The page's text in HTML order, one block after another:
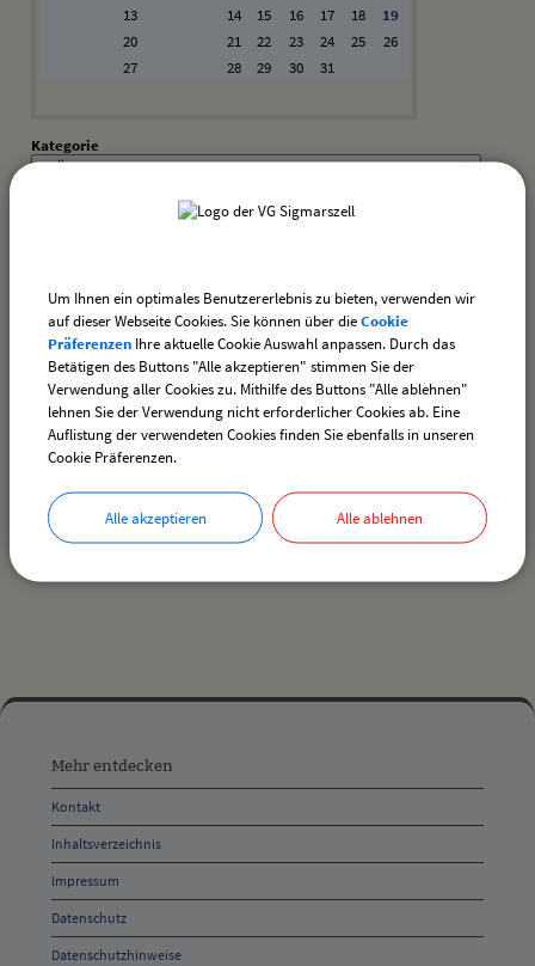
13
14 15 16 17 18
19
20
21 22 23 24 25
26
27
28 29 30 31
Kategorie
bis:
Es wurden keine Veranstaltungen gefunden.
druckennach oben
entdecken,
Öffnungszeiten
und
Anschrift
und
Kontakt
Mehr entdecken
Kontakt
Inhaltsverzeichnis
Impressum
Datenschutz
Datenschutzhinweise
Um Ihnen ein optimales Benutzererlebnis zu bieten, verwenden wir
auf dieser Webseite Cookies. Sie können über dieCookie
Präferenzen Ihre aktuelle Cookie Auswahl anpassen. Durch das
Betätigen des Buttons "Alle akzeptieren" stimmen Sie der
Verwendung aller Cookies zu. Mithilfe des Buttons "Alle ablehnen"
lehnen Sie der Verwendung nicht erforderlicher Cookies ab. Eine
Auflistung der verwendeten Cookies finden Sie ebenfalls in unseren
Cookie Präferenzen.
Alle akzeptieren Alle ablehnen